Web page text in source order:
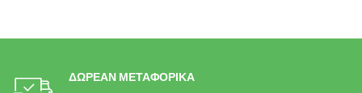
ΔΩΡΕΑΝ ΜΕΤΑΦΟΡΙΚΑ